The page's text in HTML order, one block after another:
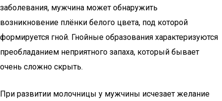
заболевания, мужчина может обнаружить
возникновение плёнки белого цвета, под которой
формируется гной. Гнойные образования характеризуются
преобладанием неприятного запаха, который бывает
очень сложно скрыть.
При развитии молочницы у мужчины исчезает желание